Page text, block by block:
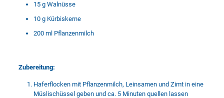
15 g Walnüsse
10 g Kürbiskerne
200 ml Pflanzenmilch
Zubereitung:
Haferflocken mit Pflanzenmilch, Leinsamen und Zimt in eine
Müslischüssel geben und ca. 5 Minuten quellen lassen